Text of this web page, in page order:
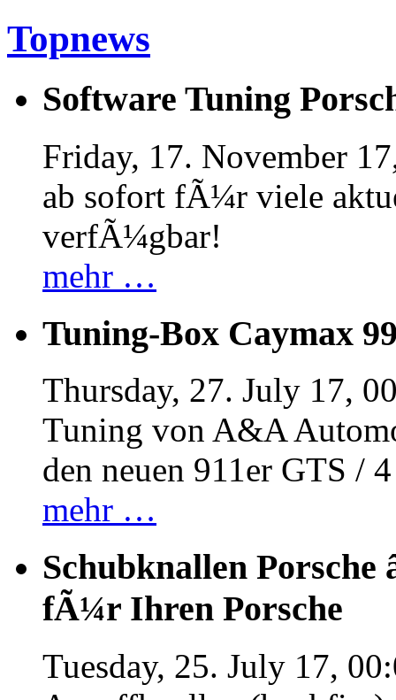
Topnews
Software Tuning
Friday, 17. November
ab sofort fÃ¼r viele
verfÃ¼gbar!
mehr …
Tuning-Box Caymax
Thursday, 27. July 17,
Tuning von A&A
den neuen 911er GTS /
mehr …
Schubknallen Porsche
fÃ¼r Ihren Porsche
Tuesday, 25. July 17,